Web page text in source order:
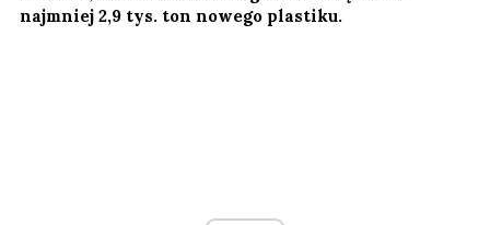
najmniej 2,9 tys. ton nowego plastiku.